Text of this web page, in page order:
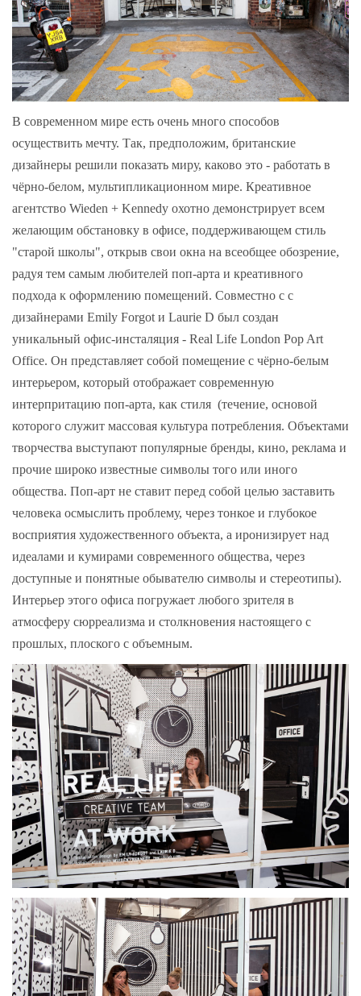
В современном мире есть очень много способов
осуществить мечту. Так, предположим, британские
дизайнеры решили показать миру, каково это - работать в
чёрно-белом, мультипликационном мире. Креативное
агентство Wieden + Kennedy охотно демонстрирует всем
желающим обстановку в офисе, поддерживающем стиль
"старой школы", открыв свои окна на всеобщее обозрение,
радуя тем самым любителей поп-арта и креативного
подхода к оформлению помещений. Совместно с с
дизайнерами Emily Forgot и Laurie D был создан
уникальный офис-инсталяция - Real Life London Pop Art
Office. Он представляет собой помещение с чёрно-белым
интерьером, который отображает современную
интерпритацию поп-арта, как стиля (течение, основой
которого служит массовая культура потребления. Объектами
творчества выступают популярные бренды, кино, реклама и
прочие широко известные символы того или иного
общества. Поп-арт не ставит перед собой целью заставить
человека осмыслить проблему, через тонкое и глубокое
восприятия художественного объекта, а иронизирует над
идеалами и кумирами современного общества, через
доступные и понятные обывателю символы и стереотипы).
Интерьер этого офиса погружает любого зрителя в
атмосферу сюрреализма и столкновения настоящего с
прошлых, плоского с объемным.